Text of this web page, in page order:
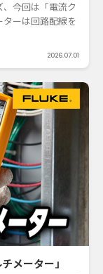
今回は「電流ク
ーは回路配線を
2026.07.01
メーター」